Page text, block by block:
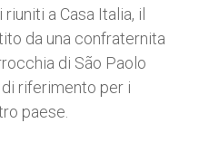
a Casa Italia, il
da una confraternita
di São Paolo
riferimento per i
paese.